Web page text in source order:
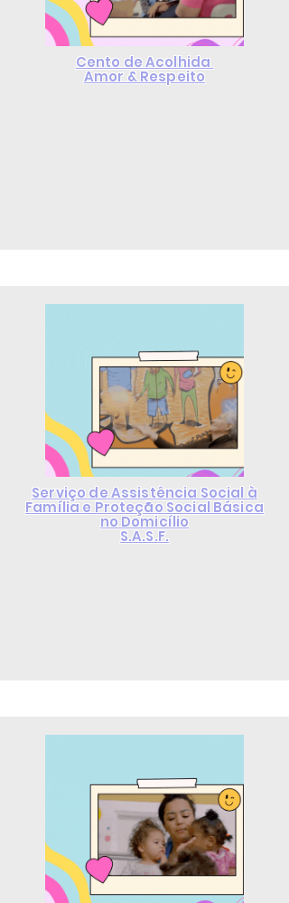
Cento de Acolhida
Amor & Respeito
Serviço de Assistência Social à
Família e Proteção Social Básica
no Domicílio
S.A.S.F.